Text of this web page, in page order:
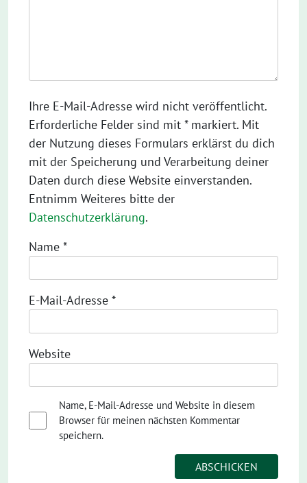
Ihre E-Mail-Adresse wird nicht veröffentlicht.
Erforderliche Felder sind mit * markiert. Mit
der Nutzung dieses Formulars erklärst du dich
mit der Speicherung und Verarbeitung deiner
Daten durch diese Website einverstanden.
Entnimm Weiteres bitte der
Datenschutzerklärung.
Name *
E-Mail-Adresse *
Website
Name, E-Mail-Adresse und Website in diesem
Browser für meinen nächsten Kommentar
speichern.